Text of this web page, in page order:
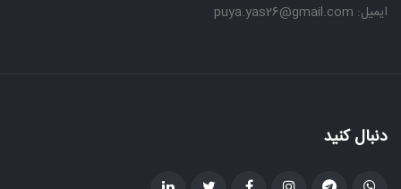
ایمیل: puya.yas26@gmail.com
دنبال کنید